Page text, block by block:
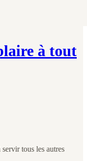
à tout
tous les autres